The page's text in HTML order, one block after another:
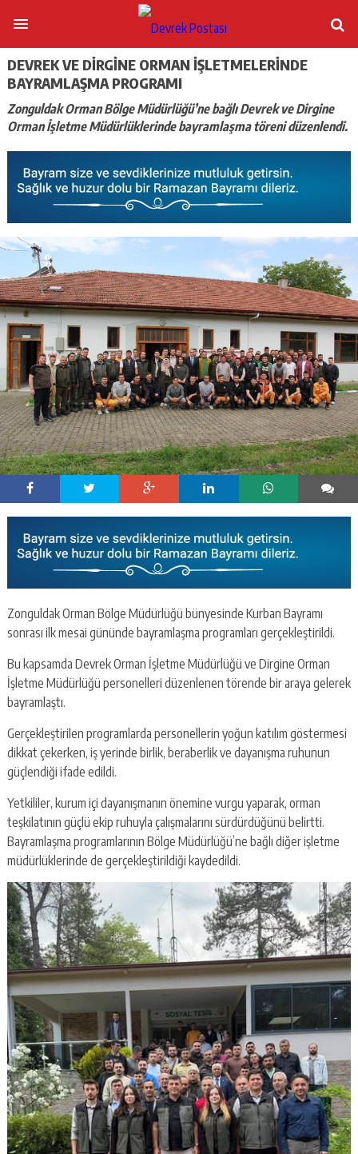
DEVREK VE DİRGİNE ORMAN İŞLETMELERİNDE
BAYRAMLAŞMA PROGRAMI
Zonguldak Orman Bölge Müdürlüğü’ne bağlı Devrek ve Dirgine
Orman İşletme Müdürlüklerinde bayramlaşma töreni düzenlendi.
Zonguldak Orman Bölge Müdürlüğü bünyesinde Kurban Bayramı
sonrası ilk mesai gününde bayramlaşma programları gerçekleştirildi.
Bu kapsamda Devrek Orman İşletme Müdürlüğü ve Dirgine Orman
İşletme Müdürlüğü personelleri düzenlenen törende bir araya gelerek
bayramlaştı.
Gerçekleştirilen programlarda personellerin yoğun katılım göstermesi
dikkat çekerken, iş yerinde birlik, beraberlik ve dayanışma ruhunun
güçlendiği ifade edildi.
Yetkililer, kurum içi dayanışmanın önemine vurgu yaparak, orman
teşkilatının güçlü ekip ruhuyla çalışmalarını sürdürdüğünü belirtti.
Bayramlaşma programlarının Bölge Müdürlüğü’ne bağlı diğer işletme
müdürlüklerinde de gerçekleştirildiği kaydedildi.